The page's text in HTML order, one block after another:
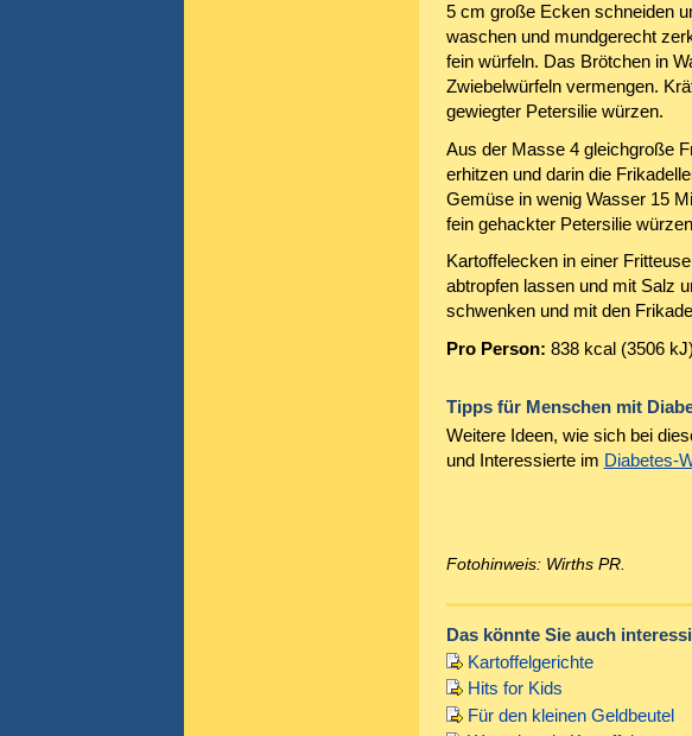
5 cm große Ecken schneiden
waschen und mundgerecht
fein würfeln. Das Brötchen in
Zwiebelwürfeln vermengen.
gewiegter Petersilie würzen.
Aus der Masse 4 gleichgroße
erhitzen und darin die
Gemüse in wenig Wasser 15
fein gehackter Petersilie
Kartoffelecken in einer
abtropfen lassen und mit Salz
schwenken und mit den
Pro Person: 838 kcal (3506
Tipps für Menschen mit
Weitere Ideen, wie sich bei
und Interessierte im Diabetes-
Fotohinweis: Wirths PR.
Das könnte Sie auch
Kartoffelgerichte
Hits for Kids
Für den kleinen Geldbeutel